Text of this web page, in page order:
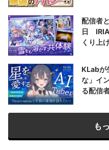
配信者
日
くり上
KLabが
な」イ
る配信
も